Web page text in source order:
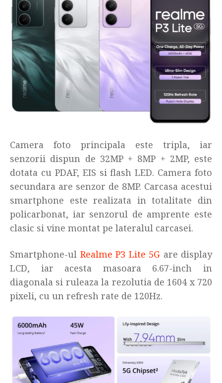
Camera foto principala este tripla, iar
senzorii dispun de 32MP + 8MP + 2MP, este
dotata cu PDAF, EIS si flash LED. Camera foto
secundara are senzor de 8MP. Carcasa acestui
smartphone este realizata in totalitate din
policarbonat, iar senzorul de amprente este
clasic si vine montat pe lateralul carcasei.
Smartphone-ul Realme P3 Lite 5G are display
LCD, iar acesta masoara 6.67-inch in
diagonala si ruleaza la rezolutia de 1604 x 720
pixeli, cu un refresh rate de 120Hz.